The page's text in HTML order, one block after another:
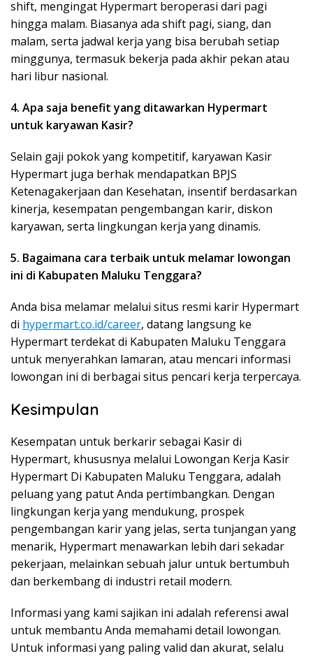
shift, mengingat Hypermart beroperasi dari pagi
hingga malam. Biasanya ada shift pagi, siang, dan
malam, serta jadwal kerja yang bisa berubah setiap
minggunya, termasuk bekerja pada akhir pekan atau
hari libur nasional.
4. Apa saja benefit yang ditawarkan Hypermart
untuk karyawan Kasir?
Selain gaji pokok yang kompetitif, karyawan Kasir
Hypermart juga berhak mendapatkan BPJS
Ketenagakerjaan dan Kesehatan, insentif berdasarkan
kinerja, kesempatan pengembangan karir, diskon
karyawan, serta lingkungan kerja yang dinamis.
5. Bagaimana cara terbaik untuk melamar lowongan
ini di Kabupaten Maluku Tenggara?
Anda bisa melamar melalui situs resmi karir Hypermart
di hypermart.co.id/career, datang langsung ke
Hypermart terdekat di Kabupaten Maluku Tenggara
untuk menyerahkan lamaran, atau mencari informasi
lowongan ini di berbagai situs pencari kerja terpercaya.
Kesimpulan
Kesempatan untuk berkarir sebagai Kasir di
Hypermart, khususnya melalui Lowongan Kerja Kasir
Hypermart Di Kabupaten Maluku Tenggara, adalah
peluang yang patut Anda pertimbangkan. Dengan
lingkungan kerja yang mendukung, prospek
pengembangan karir yang jelas, serta tunjangan yang
menarik, Hypermart menawarkan lebih dari sekadar
pekerjaan, melainkan sebuah jalur untuk bertumbuh
dan berkembang di industri retail modern.
Informasi yang kami sajikan ini adalah referensi awal
untuk membantu Anda memahami detail lowongan.
Untuk informasi yang paling valid dan akurat, selalu